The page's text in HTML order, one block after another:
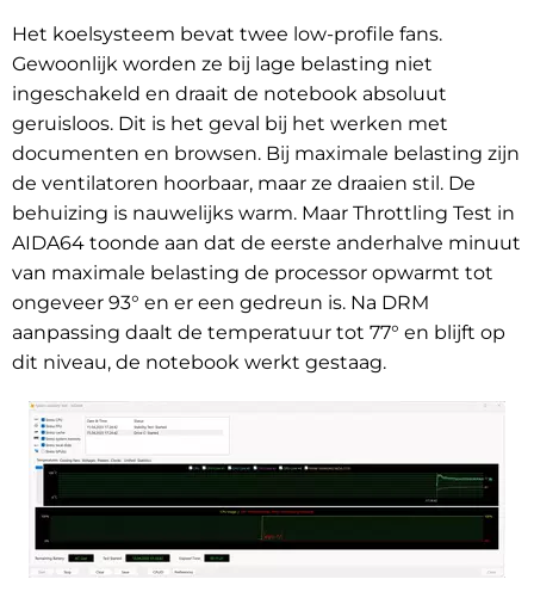
Het koelsysteem bevat twee low-profile fans.
Gewoonlijk worden ze bij lage belasting niet
ingeschakeld en draait de notebook absoluut
geruisloos. Dit is het geval bij het werken met
documenten en browsen. Bij maximale belasting zijn
de ventilatoren hoorbaar, maar ze draaien stil. De
behuizing is nauwelijks warm. Maar Throttling Test in
AIDA64 toonde aan dat de eerste anderhalve minuut
van maximale belasting de processor opwarmt tot
ongeveer 93° en er een gedreun is. Na DRM
aanpassing daalt de temperatuur tot 77° en blijft op
dit niveau, de notebook werkt gestaag.